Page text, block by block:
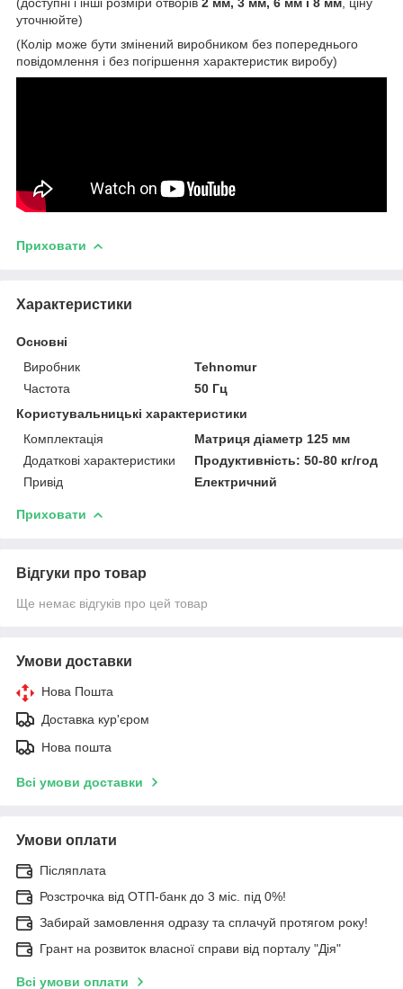
уточнюйте)
(Колір може бути змінений виробником без попереднього
повідомлення і без погіршення характеристик виробу)
Приховати
Характеристики
Основні
Виробник
Tehnomur
Частота
50 Гц
Користувальницькі характеристики
Комплектація
Матриця діаметр 125 мм
Додаткові характеристики
Продуктивність: 50-80 кг/год
Привід
Електричний
Приховати
Відгуки про товар
Ще немає відгуків про цей товар
Умови доставки
Нова Пошта
Доставка кур'єром
Нова пошта
Всі умови доставки
Умови оплати
Післяплата
Розстрочка від ОТП-банк до 3 міс. під 0%!
Забирай замовлення одразу та сплачуй протягом року!
Грант на розвиток власної справи від порталу "Дія"
Всі умови оплати